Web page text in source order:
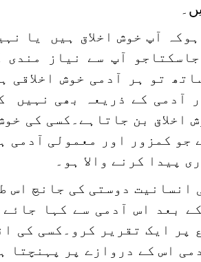
آپ خوش اخلاق ہیں یا
آپ سے نیاز مندی
تو ہر آدمی خوش اخلاقی
آدمی کے ذریعہ بھی نہیں
اخلاق بن جاتاہے۔کسی کی
جو کمزور اور معمولی آدمی
پیدا کرنے والا ہو۔
انسانیت دوستی کی جانچ اس
بعد اس آدمی سے کہا
پر ایک تقریر کرو۔کسی کی
اس کے دروازے پر پہنچتا